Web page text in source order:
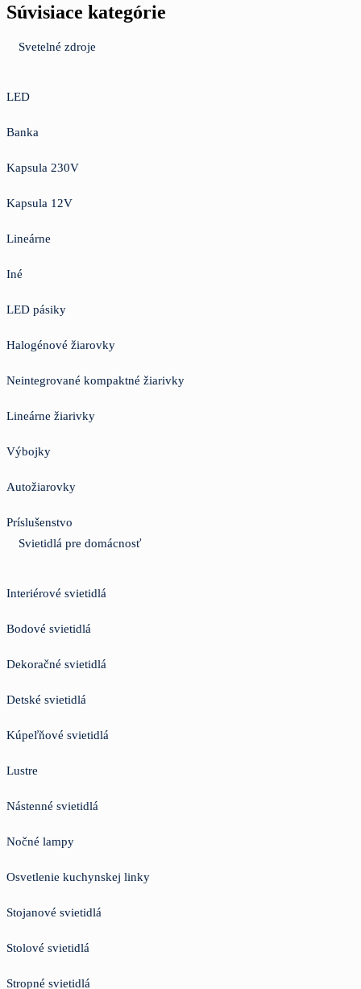
Súvisiace kategórie
Svetelné zdroje
LED
Banka
Kapsula 230V
Kapsula 12V
Lineárne
Iné
LED pásiky
Halogénové žiarovky
Neintegrované kompaktné žiarivky
Lineárne žiarivky
Výbojky
Autožiarovky
Príslušenstvo
Svietidlá pre domácnosť
Interiérové svietidlá
Bodové svietidlá
Dekoračné svietidlá
Detské svietidlá
Kúpeľňové svietidlá
Lustre
Nástenné svietidlá
Nočné lampy
Osvetlenie kuchynskej linky
Stojanové svietidlá
Stolové svietidlá
Stropné svietidlá